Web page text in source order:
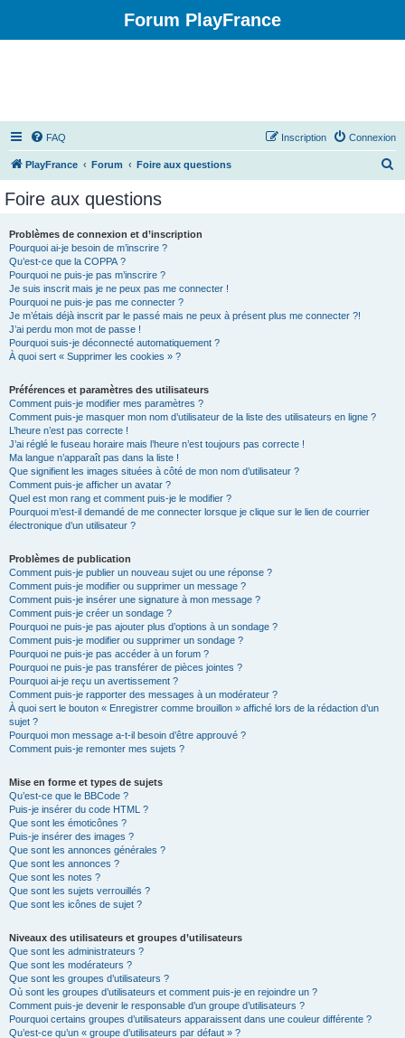
Forum PlayFrance
FAQ Connexion
Inscription
PlayFrance Forum Foire aux questions
Foire aux questions
Problèmes de connexion et d’inscription
Pourquoi ai-je besoin de m’inscrire ?
Qu’est-ce que la COPPA ?
Pourquoi ne puis-je pas m’inscrire ?
Je suis inscrit mais je ne peux pas me connecter !
Pourquoi ne puis-je pas me connecter ?
Je m’étais déjà inscrit par le passé mais ne peux à présent plus me connecter ?!
J’ai perdu mon mot de passe !
Pourquoi suis-je déconnecté automatiquement ?
À quoi sert « Supprimer les cookies » ?
Préférences et paramètres des utilisateurs
Comment puis-je modifier mes paramètres ?
Comment puis-je masquer mon nom d’utilisateur de la liste des utilisateurs en ligne ?
L’heure n’est pas correcte !
J’ai réglé le fuseau horaire mais l’heure n’est toujours pas correcte !
Ma langue n’apparaît pas dans la liste !
Que signifient les images situées à côté de mon nom d’utilisateur ?
Comment puis-je afficher un avatar ?
Quel est mon rang et comment puis-je le modifier ?
Pourquoi m’est-il demandé de me connecter lorsque je clique sur le lien de courrier
électronique d’un utilisateur ?
Problèmes de publication
Comment puis-je publier un nouveau sujet ou une réponse ?
Comment puis-je modifier ou supprimer un message ?
Comment puis-je insérer une signature à mon message ?
Comment puis-je créer un sondage ?
Pourquoi ne puis-je pas ajouter plus d’options à un sondage ?
Comment puis-je modifier ou supprimer un sondage ?
Pourquoi ne puis-je pas accéder à un forum ?
Pourquoi ne puis-je pas transférer de pièces jointes ?
Pourquoi ai-je reçu un avertissement ?
Comment puis-je rapporter des messages à un modérateur ?
À quoi sert le bouton « Enregistrer comme brouillon » affiché lors de la rédaction d’un
sujet ?
Pourquoi mon message a-t-il besoin d’être approuvé ?
Comment puis-je remonter mes sujets ?
Mise en forme et types de sujets
Qu’est-ce que le BBCode ?
Puis-je insérer du code HTML ?
Que sont les émoticônes ?
Puis-je insérer des images ?
Que sont les annonces générales ?
Que sont les annonces ?
Que sont les notes ?
Que sont les sujets verrouillés ?
Que sont les icônes de sujet ?
Niveaux des utilisateurs et groupes d’utilisateurs
Que sont les administrateurs ?
Que sont les modérateurs ?
Que sont les groupes d’utilisateurs ?
Où sont les groupes d’utilisateurs et comment puis-je en rejoindre un ?
Comment puis-je devenir le responsable d’un groupe d’utilisateurs ?
Pourquoi certains groupes d’utilisateurs apparaissent dans une couleur différente ?
Qu’est-ce qu’un « groupe d’utilisateurs par défaut » ?